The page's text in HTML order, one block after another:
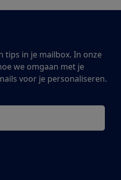
tips in je mailbox. In onze
we omgaan met je
voor je personaliseren.